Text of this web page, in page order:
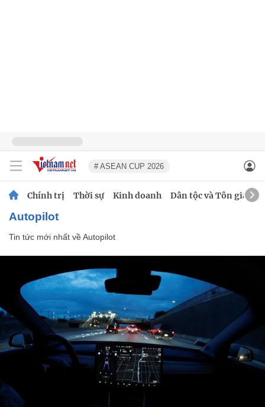
# ASEAN CUP 2026
Chính trị Thời sự Kinh doanh Dân tộc và Tôn giáo
Autopilot
Tin tức mới nhất vềAutopilot